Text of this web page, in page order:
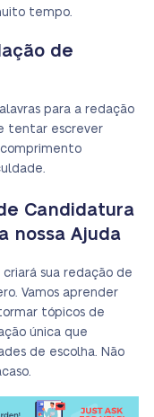
tempo.
de
para a redação
tentar escrever
Candidatura
nossa Ajuda
sua redação de
Vamos aprender
tópicos de
única que
de escolha. Não